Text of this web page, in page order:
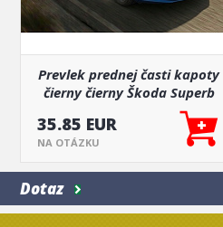
Prevlek prednej časti kapoty
čierny čierny Škoda Superb
35.85 EUR
NA OTÁZKU
Dotaz